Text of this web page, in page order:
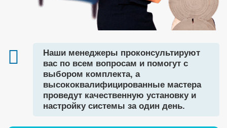
Наши менеджеры проконсультируют
вас по всем вопросам и помогут с
выбором комплекта, а
высококвалифицированные мастера
проведут качественную установку и
настройку системы за один день.